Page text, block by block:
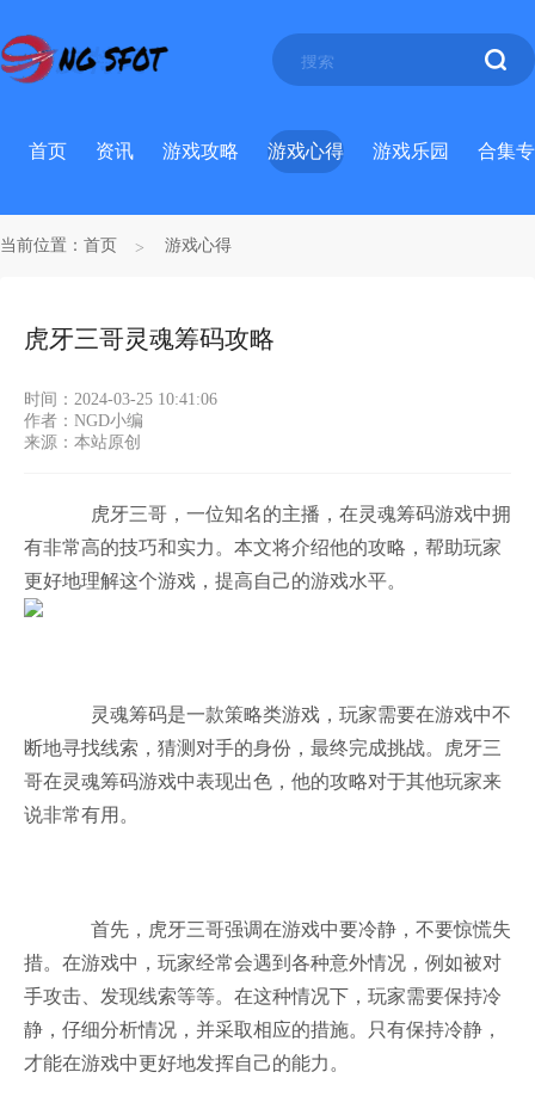
首页 资讯 游戏攻略 游戏心得 游戏乐园 合集
当前位置： 首页 游戏心得
虎牙三哥灵魂筹码攻略
时间：2024-03-25 10:41:06
作者：NGD小编
来源：本站原创
虎牙三哥，一位知名的主播，在灵魂筹码游戏中拥
有非常高的技巧和实力。本文将介绍他的攻略，帮助玩家
更好地理解这个游戏，提高自己的游戏水平。
灵魂筹码是一款策略类游戏，玩家需要在游戏中不
断地寻找线索，猜测对手的身份，最终完成挑战。虎牙三
哥在灵魂筹码游戏中表现出色，他的攻略对于其他玩家来
说非常有用。
首先，虎牙三哥强调在游戏中要冷静，不要惊慌失
措。在游戏中，玩家经常会遇到各种意外情况，例如被对
手攻击、发现线索等等。在这种情况下，玩家需要保持冷
静，仔细分析情况，并采取相应的措施。只有保持冷静，
才能在游戏中更好地发挥自己的能力。